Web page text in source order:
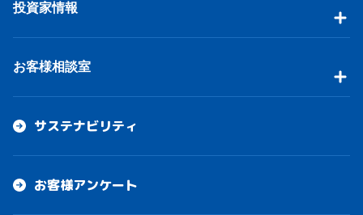
投資家情報
お客様相談室
サステナビリティ
お客様アンケート